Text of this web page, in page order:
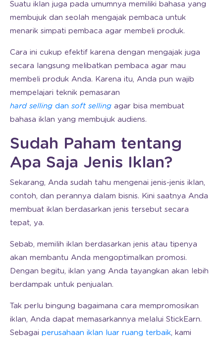
Suatu iklan juga pada umumnya memiliki bahasa yang
membujuk dan seolah mengajak pembaca untuk
menarik simpati pembaca agar membeli produk.
Cara ini cukup efektif karena dengan mengajak juga
secara langsung melibatkan pembaca agar mau
membeli produk Anda. Karena itu, Anda pun wajib
mempelajari teknik pemasaran
hard selling dan soft selling agar bisa membuat
bahasa iklan yang membujuk audiens.
Sudah Paham tentang
Apa Saja Jenis Iklan?
Sekarang, Anda sudah tahu mengenai jenis-jenis iklan,
contoh, dan perannya dalam bisnis. Kini saatnya Anda
membuat iklan berdasarkan jenis tersebut secara
tepat, ya.
Sebab, memilih iklan berdasarkan jenis atau tipenya
akan membantu Anda mengoptimalkan promosi.
Dengan begitu, iklan yang Anda tayangkan akan lebih
berdampak untuk penjualan.
Tak perlu bingung bagaimana cara mempromosikan
iklan, Anda dapat memasarkannya melalui StickEarn.
Sebagai perusahaan iklan luar ruang terbaik, kami